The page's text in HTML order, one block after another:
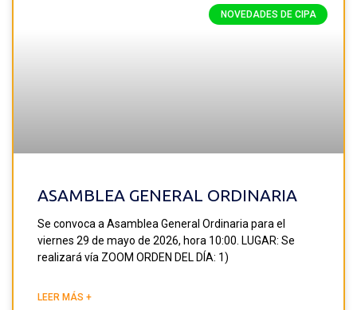
NOVEDADES DE CIPA
ASAMBLEA GENERAL ORDINARIA
Se convoca a Asamblea General Ordinaria para el
viernes 29 de mayo de 2026, hora 10:00. LUGAR: Se
realizará vía ZOOM ORDEN DEL DÍA: 1)
LEER MÁS +